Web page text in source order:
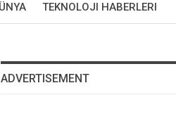
TEKNOLOJI HABERLERI
ADVERTISEMENT